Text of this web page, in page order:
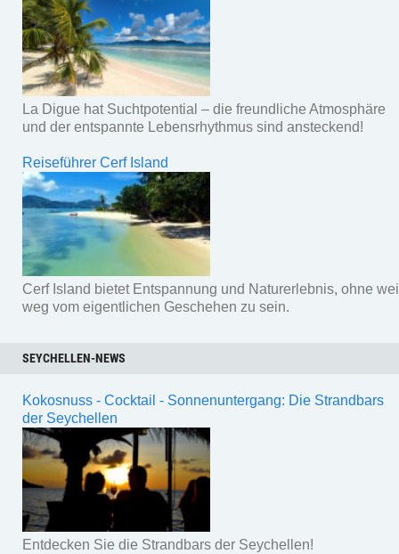
La Digue hat Suchtpotential – die freundliche Atmosphäre
und der entspannte Lebensrhythmus sind ansteckend!
Reiseführer Cerf Island
Cerf Island bietet Entspannung und Naturerlebnis, ohne
weg vom eigentlichen Geschehen zu sein.
SEYCHELLEN-NEWS
Kokosnuss - Cocktail - Sonnenuntergang: Die Strandbars
der Seychellen
Entdecken Sie die Strandbars der Seychellen!